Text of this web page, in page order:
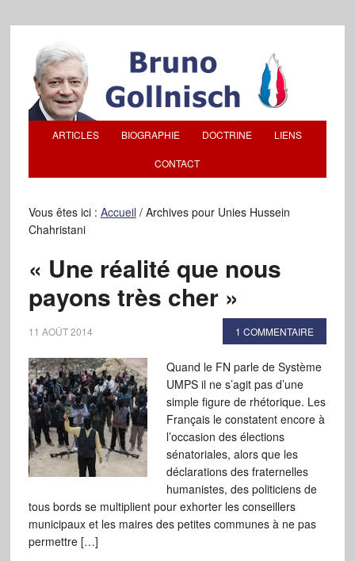
ARTICLES BIOGRAPHIE DOCTRINE LIENS
CONTACT
Vous êtes ici : Accueil /Archives pour Unies Hussein
Chahristani
« Une réalité que nous
payons très cher »
11 AOÛT 2014 1 COMMENTAIRE
Quand le FN parle de Système
UMPS il ne s’agit pas d’une
simple figure de rhétorique. Les
Français le constatent encore à
l’occasion des élections
sénatoriales, alors que les
déclarations des fraternelles
humanistes, des politiciens de
tous bords se multiplient pour exhorter les conseillers
municipaux et les maires des petites communes à ne pas
permettre […]